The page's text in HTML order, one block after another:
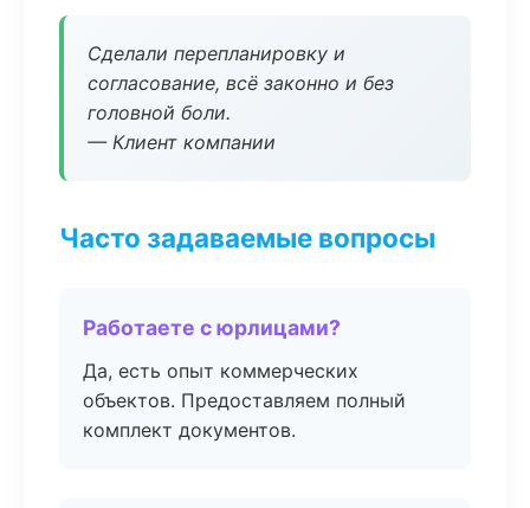
Сделали перепланировку и
согласование, всё законно и без
головной боли.
— Клиент компании
Часто задаваемые вопросы
Работаете с юрлицами?
Да, есть опыт коммерческих
объектов. Предоставляем полный
комплект документов.